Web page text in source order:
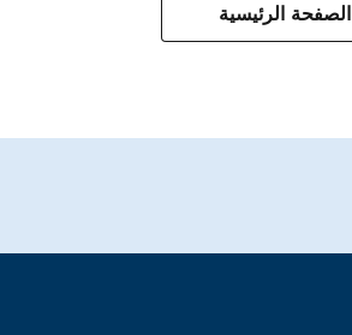
الصفحة الرئيسية